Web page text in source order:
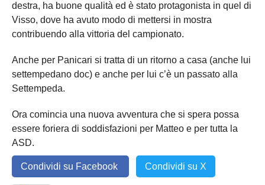
destra, ha buone qualità ed è stato protagonista in quel di
Visso, dove ha avuto modo di mettersi in mostra
contribuendo alla vittoria del campionato.
Anche per Panicari si tratta di un ritorno a casa (anche lui
settempedano doc) e anche per lui c’è un passato alla
Settempeda.
Ora comincia una nuova avventura che si spera possa
essere foriera di soddisfazioni per Matteo e per tutta la
ASD.
Condividi su Facebook Condividi su X